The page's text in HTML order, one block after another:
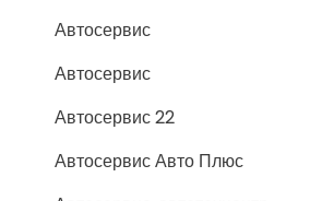
Автосервис
Автосервис
Автосервис 22
Автосервис Авто Плюс